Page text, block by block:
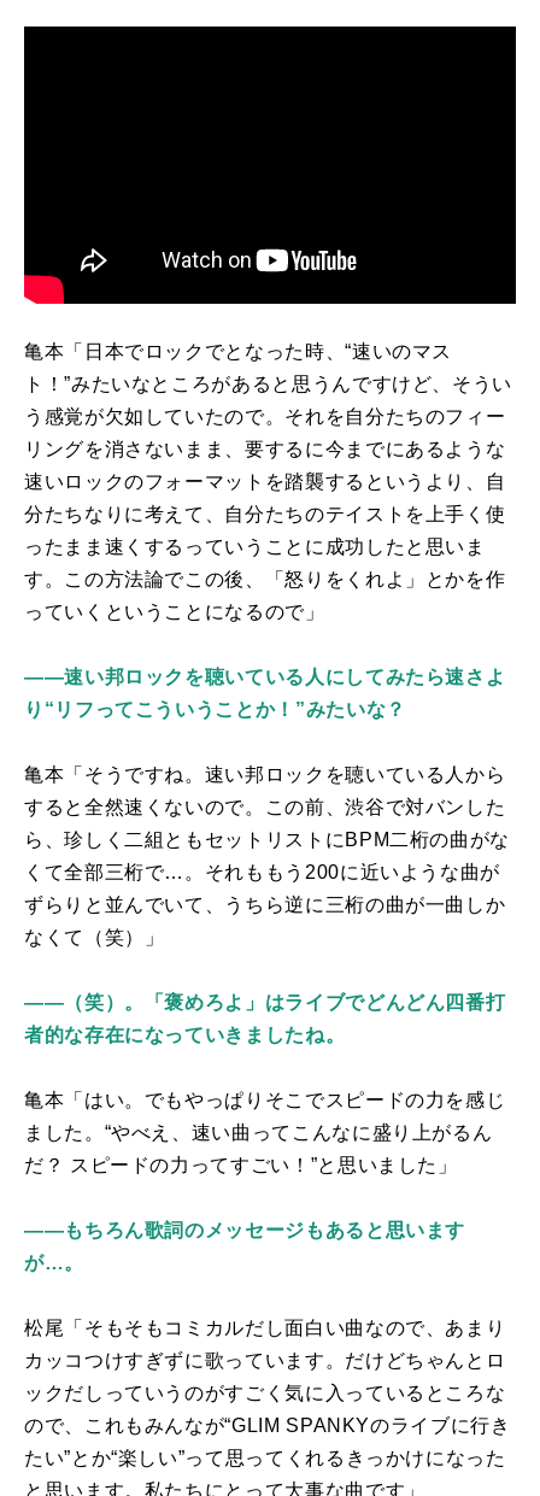
亀本「日本でロックでとなった時、“速いのマス
ト！”みたいなところがあると思うんですけど、そうい
う感覚が欠如していたので。それを自分たちのフィー
リングを消さないまま、要するに今までにあるような
速いロックのフォーマットを踏襲するというより、自
分たちなりに考えて、自分たちのテイストを上手く使
ったまま速くするっていうことに成功したと思いま
す。この方法論でこの後、「怒りをくれよ」とかを作
っていくということになるので」
――速い邦ロックを聴いている人にしてみたら速さよ
り“リフってこういうことか！”みたいな？
亀本「そうですね。速い邦ロックを聴いている人から
すると全然速くないので。この前、渋谷で対バンした
ら、珍しく二組ともセットリストに BPM 二桁の曲がな
くて全部三桁で…。それももう 200に近いような曲が
ずらりと並んでいて、うちら逆に三桁の曲が一曲しか
なくて（笑）」
――（笑）。「褒めろよ」はライブでどんどん四番打
者的な存在になっていきましたね。
亀本「はい。でもやっぱりそこでスピードの力を感じ
ました。“やべえ、速い曲ってこんなに盛り上がるん
だ？ スピードの力ってすごい！”と思いました」
――もちろん歌詞のメッセージもあると思います
が…。
松尾「そもそもコミカルだし面白い曲なので、あまり
カッコつけすぎずに歌っています。だけどちゃんとロ
ックだしっていうのがすごく気に入っているところな
ので、これもみんなが“GLIM SPANKYのライブに行き
たい”とか“楽しい”って思ってくれるきっかけになった
と思います。私たちにとって大事な曲です」